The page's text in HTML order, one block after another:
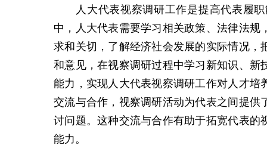
人大代表视察调研工作是提高代表履
中，人大代表需要学习相关政策、法律法
求和关切，了解经济社会发展的实际情况
和意见，在视察调研过程中学习新知识、
能力，实现人大代表视察调研工作对人才
交流与合作，视察调研活动为代表之间提
讨问题。这种交流与合作有助于拓宽代表
能力。